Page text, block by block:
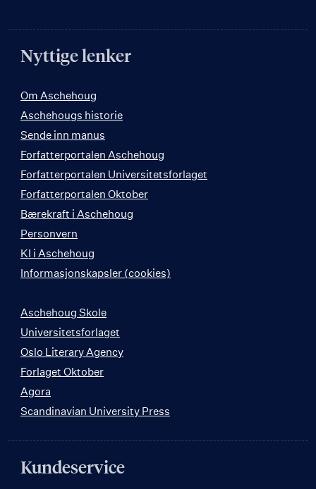
Nyttige lenker
Om Aschehoug
Aschehougs historie
Sende inn manus
Forfatterportalen Aschehoug
Forfatterportalen Universitetsforlaget
Forfatterportalen Oktober
Bærekraft i Aschehoug
Personvern
KI i Aschehoug
Informasjonskapsler (cookies)
Aschehoug Skole
Universitetsforlaget
Oslo Literary Agency
Forlaget Oktober
Agora
Scandinavian University Press
Kundeservice